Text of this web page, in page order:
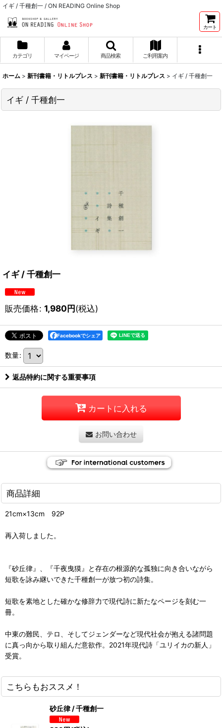
イギ / 千種創一 / ON READING Online Shop
カート
カテゴリ マイページ 商品検索 ご利用案内
ホーム > 新刊書籍・リトルプレス > 新刊書籍・リトルプレス > イギ / 千種創一
イギ / 千種創一
イギ / 千種創一
販売価格: 1,980円(税込)
Facebookでシェア
数量:
返品特約に関する重要事項
カートに入れる
お問い合わせ
商品詳細
21cm×13cm 92P
再入荷しました。
『砂丘律』、『千夜曳獏』と存在の根源的な孤独に向き合いながら
短歌を詠み継いできた千種創一が放つ初の詩集。
短歌を素地とした確かな修辞力で現代詩に新たなページを刻む一
冊。
中東の難民、テロ、そしてジェンダーなど現代社会が抱える諸問題
に真っ向から取り組んだ意欲作。2021年現代詩「ユリイカの新人」
受賞。
こちらもおススメ！
砂丘律 / 千種創一